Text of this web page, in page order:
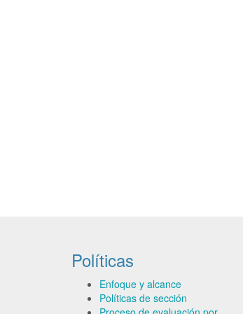
Políticas
Enfoque y alcance
Políticas de sección